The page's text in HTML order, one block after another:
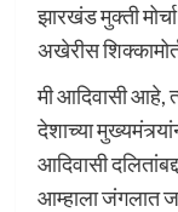
झारखंड मुक्ती
अखेरीस
मी आदिवासी आहे,
देशाच्या
आदिवासी
आम्हाला जंगलात